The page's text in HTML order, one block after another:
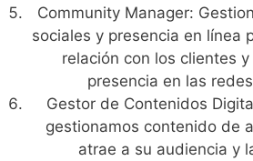
Community Manager:
sociales y presencia en línea
relación con los clientes
presencia en las
Gestor de Contenidos
gestionamos contenido de
atrae a su audiencia y